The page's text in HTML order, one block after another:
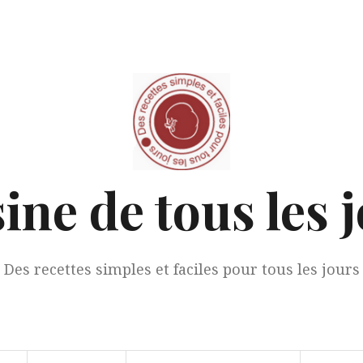
de tous les
Des recettes simples et faciles pour tous les jours